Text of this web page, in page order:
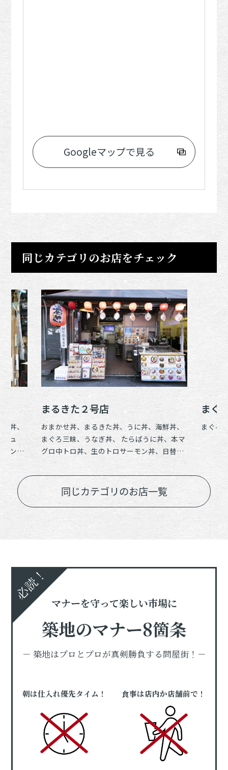
Googleマップで見る
同じカテゴリのお店をチェック
丼、
ュ
モン
まるきた２号店
おまかせ丼、まるきた丼、うに丼、海鮮丼、
まぐろ三昧、うなぎ丼、 たらばうに丼、本マ
グロ中トロ丼、生のトロサーモン丼、日替わ
り限定メニュー
まぐ
まぐろ
同じカテゴリのお店一覧
必読！
マナーを守って楽しい市場に
築地のマナー8箇条
－ 築地はプロとプロが真剣勝負する問屋街！－
朝は仕入れ優先タイム！ 食事は店内か店舗前で！